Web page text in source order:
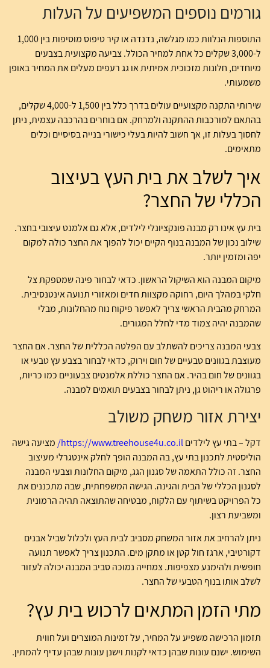
גורמים נוספים המשפיעים על העלות
התוספות הנלוות כמו מגלשה, נדנדה או קיר טיפוס מוסיפות בין 1,000
ל-3,000 שקלים כל אחת למחיר הכולל. צביעה מקצועית בצבעים
מיוחדים, חלונות מזכוכית אמיתית או גג רעפים מעלים את המחיר באופן
משמעותי.
שירותי התקנה מקצועיים עולים בדרך כלל בין 1,500 ל-4,000 שקלים,
בהתאם למורכבות ההתקנה ולמרחק. אם בוחרים בהרכבה עצמית, ניתן
לחסוך בעלות זו, אך חשוב להיות בעלי כישורי בנייה בסיסיים וכלים
מתאימים.
איך לשלב את בית העץ בעיצוב
הכללי של החצר?
בית עץ אינו רק מבנה פונקציונלי לילדים, אלא גם אלמנט עיצובי בחצר.
שילוב נכון של המבנה בנוף הקיים יכול להפוך את החצר כולה למקום
יפה ומזמין יותר.
מיקום המבנה הוא השיקול הראשון. כדאי לבחור פינה שמספקת צל
חלקי במהלך היום, רחוקה מקצוות חדים ומאזורי תנועה אינטנסיבית.
המרחק מהבית הראשי צריך לאפשר פיקוח נוח מהחלונות, מבלי
שהמבנה יהיה צמוד מדי לחלל המגורים.
צבעי המבנה צריכים להשתלב עם הפלטה הכללית של החצר. אם החצר
מעוצבת בגוונים טבעיים של חום וירוק, כדאי לבחור בצבע עץ טבעי או
בגוונים של חום בהיר. אם החצר כוללת אלמנטים צבעוניים כמו כריות,
פרגולה או ריהוט גן, ניתן לבחור בצבעים תואמים למבנה.
יצירת אזור משחק משולב
דקל – בתי עץ לילדיםhttps://www.treehouse4u.co.il/ מציעה גישה
הוליסטית לתכנון בתי עץ, בה המבנה הופך לחלק אינטגרלי מעיצוב
החצר. זה כולל התאמה של סגנון הגג, מיקום החלונות וצבעי המבנה
לסגנון הכללי של הבית והגינה. הגישה המשפחתית, שבה מתכננים את
כל הפרויקט בשיתוף עם הלקוח, מבטיחה שהתוצאה תהיה הרמונית
ומשביעת רצון.
ניתן להרחיב את אזור המשחק מסביב לבית העץ ולכלול שביל אבנים
דקורטיבי, ארגז חול קטן או מתקן מים. התכנון צריך לאפשר תנועה
חופשית ולהימנע מצפיפות. צמחייה נמוכה סביב המבנה יכולה לעזור
לשלב אותו בנוף הטבעי של החצר.
מתי הזמן המתאים לרכוש בית עץ?
תזמון הרכישה משפיע על המחיר, על זמינות המוצרים ועל חווית
השימוש. ישנם עונות שבהן כדאי לקנות וישנן עונות שבהן עדיף להמתין.